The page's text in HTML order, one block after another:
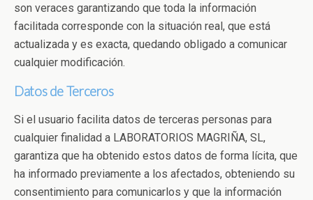
son veraces garantizando que toda la información
facilitada corresponde con la situación real, que está
actualizada y es exacta, quedando obligado a comunicar
cualquier modificación.
Datos de Terceros
Si el usuario facilita datos de terceras personas para
cualquier finalidad a LABORATORIOS MAGRIÑA, SL,
garantiza que ha obtenido estos datos de forma lícita, que
ha informado previamente a los afectados, obteniendo su
consentimiento para comunicarlos y que la información